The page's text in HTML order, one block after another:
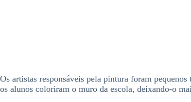
Os artistas responsáveis pela pintura foram
os alunos coloriram o muro da escola, deixando-o